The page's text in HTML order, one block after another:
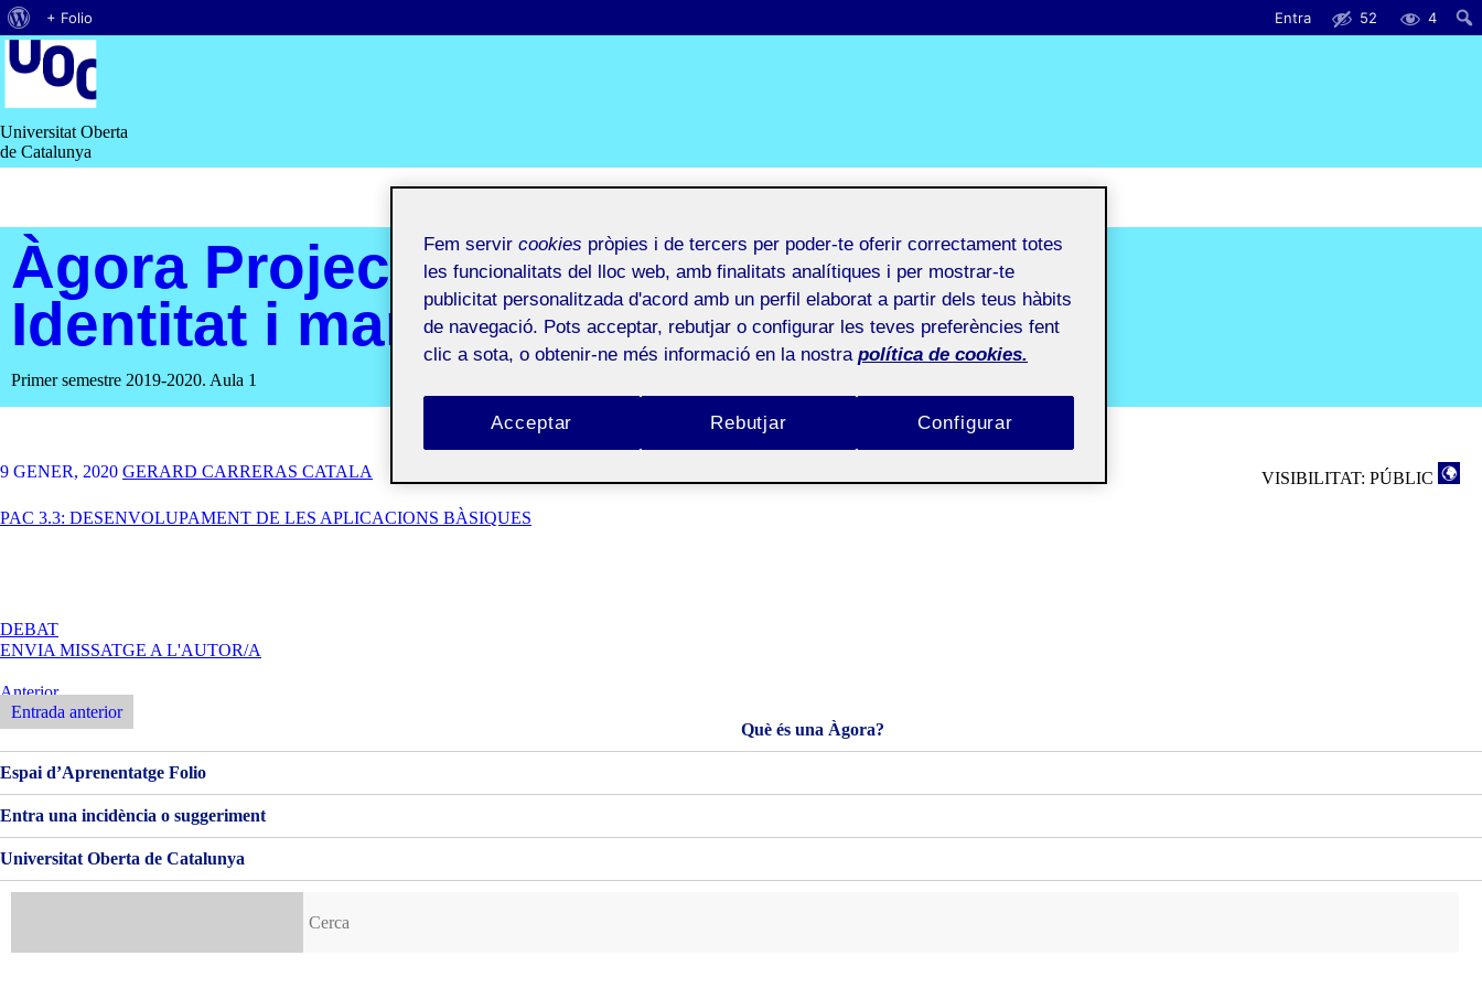
Saltar
al
contingut
Universitat Oberta
de Catalunya
Àgora Projecte I:
Identitat i marca
Primer semestre 2019-2020. Aula 1
9 GENER, 2020 GERARD CARRERAS CATALA VISIBILITAT: PÚBLIC
PAC 3.3: DESENVOLUPAMENT DE LES APLICACIONS BÀSIQUES
DEBATA
ENVIA MISSATGE A L'AUTOR/A
Navegació
d'entrades
Entrada
Anterior
Anterior
Entrada anterior
Què és una Àgora?
Espai d’Aprenentatge Folio
Entra una incidència o suggeriment
Universitat Oberta de Catalunya
Quant
WordPress
+ Folio Entra 52 4
Fem servir cookies pròpies i de tercers per poder-te oferir correctament totes
les funcionalitats del lloc web, amb finalitats analítiques i per mostrar-te
publicitat personalitzada d'acord amb un perfil elaborat a partir dels teus hàbits
de navegació. Pots acceptar, rebutjar o configurar les teves preferències fent
clic a sota, o obtenir-ne més informació en la nostra política de cookies.
Rebutjar
Acceptar Configurar